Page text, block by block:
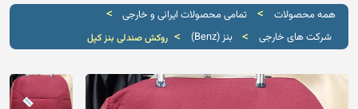
همه محصولات > تمامی محصولات ایرانی و خارجی >
شرکت های خارجی > بنز (Benz) >روکش صندلی بنز کپل